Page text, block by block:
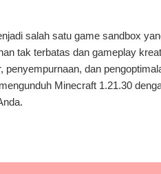
salah satu game sandbox
tak terbatas dan gameplay
penyempurnaan, dan
Minecraft 1.21.30